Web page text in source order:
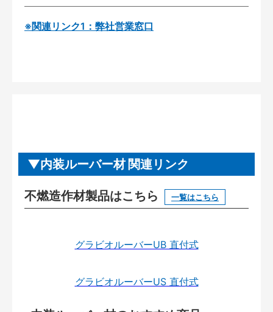
※関連リンク1：弊社営業窓口
内装ルーバー材 関連リンク
不燃造作材製品はこちら 一覧はこちら
グラビオルーバーUB 直付式
グラビオルーバーUS 直付式